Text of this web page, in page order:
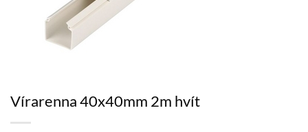
Vírarenna 40x40mm 2m hvít